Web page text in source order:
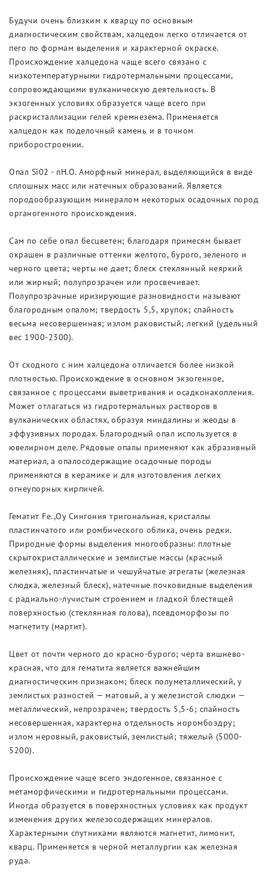
Будучи очень близким к кварцу по основным
диагностическим свойствам, халцедон легко отличается от
пего по формам выделения и характерной окраске.
Происхождение халцедона чаще всего связано с
низкотемпературными гидротермальными процессами,
сопровождающими вулканическую деятельность. В
экзогенных условиях образуется чаще всего при
раскристаллизации гелей кремнезема. Применяется
халцедон как поделочный камень и в точном
приборостроении.
Опал Si02 - пН.О. Аморфный минерал, выделяющийся в виде
сплошных масс или натечных образований. Является
породообразующим минералом некоторых осадочных пород
органогенного происхождения.
Сам по себе опал бесцветен; благодаря примесям бывает
окрашен в различные оттенки желтого, бурого, зеленого и
черного цвета; черты не дает; блеск стеклянный неяркий
или жирный; полупрозрачен или просвечивает.
Полупрозрачные иризирующие разновидности называют
благородным опалом; твердость 5,5, хрупок; спайность
весьма несовершенная; излом раковистый; легкий (удельный
вес 1900-2300).
От сходного с ним халцедона отличается более низкой
плотностью. Происхождение в основном экзогенное,
связанное с процессами выветривания и осадконакопления.
Может отлагаться из гидротермальных растворов в
вулканических областях, образуя миндалины и жеоды в
эффузивных породах. Благородный опал используется в
ювелирном деле. Рядовые опалы применяют как абразивный
материал, а опалосодержащие осадочные породы
применяются в керамике и для изготовления легких
огнеупорных кирпичей.
Гематит Fe.,Oy Сингония тригональная, кристаллы
пластинчатого или ромбического облика, очень редки.
Природные формы выделения многообразны: плотные
скрытокристаллические и землистые массы (красный
железняк), пластинчатые и чешуйчатые агрегаты (железная
слюдка, железный блеск), натечные почковидные выделения
с радиально-лучистым строением и гладкой блестящей
поверхностью (стеклянная голова), псевдоморфозы по
магнетиту (мартит).
Цвет от почти черного до красно-бурого; черта вишнево-
красная, что для гематита является важнейшим
диагностическим признаком; блеск полуметаллический, у
землистых разностей — матовый, а у железистой слюдки —
металлический, непрозрачен; твердость 5,5-6; спайность
несовершенная, характерна отдельность норомбоэдру;
излом неровный, раковистый, землистый; тяжелый (5000-
5200).
Происхождение чаще всего эндогенное, связанное с
метаморфическими и гидротермальными процессами.
Иногда образуется в поверхностных условиях как продукт
изменения других железосодержащих минералов.
Характерными спутниками являются магнетит, лимонит,
кварц. Применяется в черной металлургии как железная
руда.